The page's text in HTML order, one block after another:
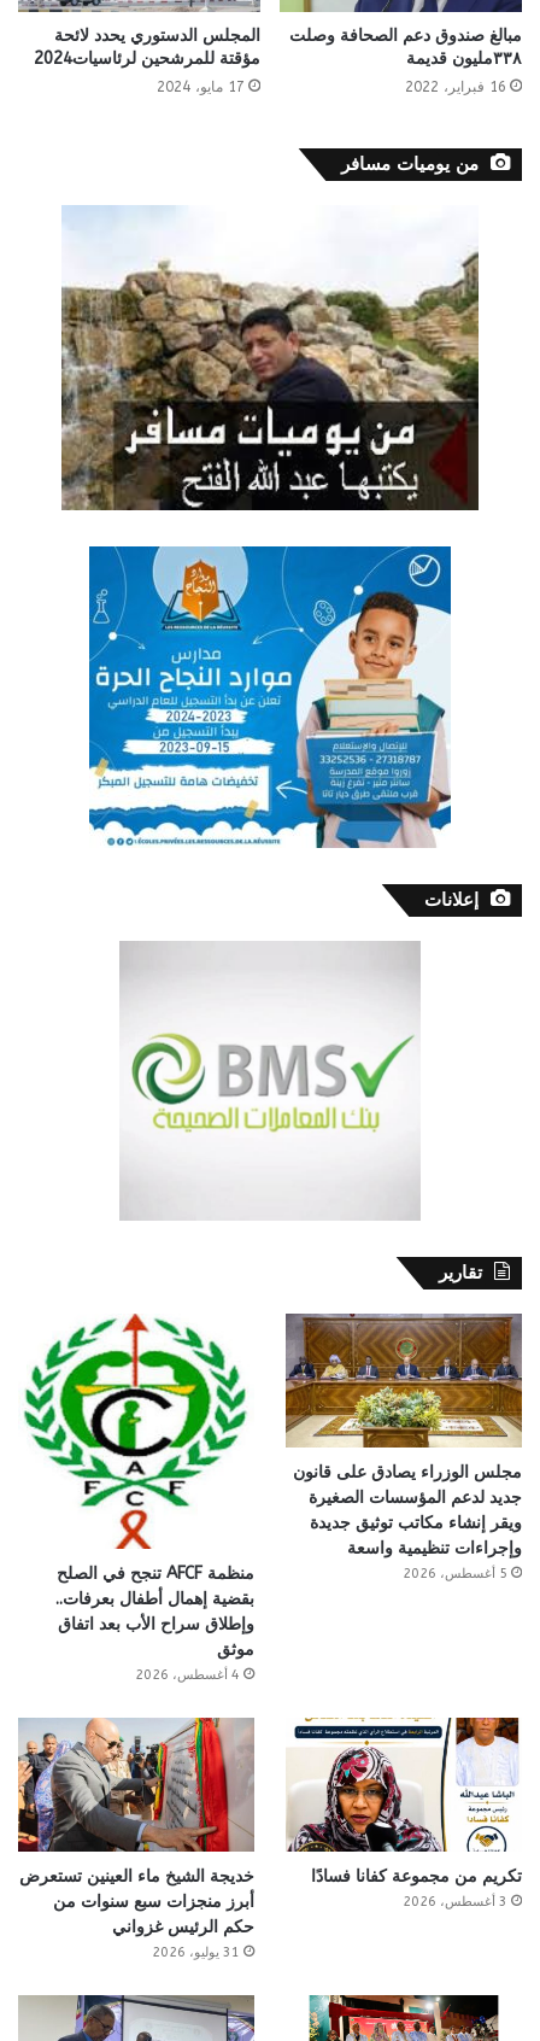
مبالغ صندوق دعم الصحافة وصلت
٣٣٨مليون قديمة
16 فبراير، 2022
المجلس الدستوري يحدد لائحة
مؤقتة للمرشحين لرئاسيات2024
17 مايو، 2024
من يوميات مسافر
إعلانات
تقارير
مجلس الوزراء يصادق على قانون
جديد لدعم المؤسسات الصغيرة
ويقر إنشاء مكاتب توثيق جديدة
وإجراءات تنظيمية واسعة
5 أغسطس، 2026
منظمة AFCF تنجح في الصلح
بقضية إهمال أطفال بعرفات..
وإطلاق سراح الأب بعد اتفاق
موثق
4 أغسطس، 2026
تكريم من مجموعة كفانا فسادًا
3 أغسطس، 2026
خديجة الشيخ ماء العينين تستعرض
أبرز منجزات سبع سنوات من
حكم الرئيس غزواني
31 يوليو، 2026